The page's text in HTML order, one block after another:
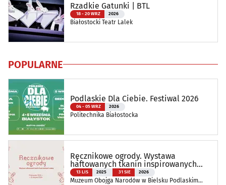
Rzadkie Gatunki | BTL
18 - 20 WRZ 2026
Białostocki Teatr Lalek
POPULARNE
Podlaskie Dla Ciebie. Festiwal 2026
04 - 05 WRZ 2026
Politechnika Białostocka
Ręcznikowe ogrody. Wystawa
haftowanych tkanin inspirowanych
naturą
13 LIS 2025 31 SIE 2026
Muzeum Obojga Narodów w Bielsku Podlaskim